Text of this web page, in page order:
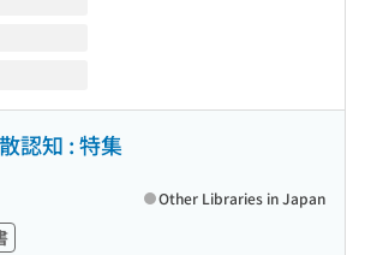
認知 : 特集
Other Libraries in Japan